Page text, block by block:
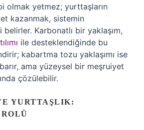
olmak yetmez; yurttaşların
kazanmak, sistemin
Karbonatlı bir yaklaşım,
ile desteklendiğinde bu
kabartma tozu yaklaşımı ise
ama yüzeysel bir meşruiyet
çözülebilir.
YURTTAŞLIK: